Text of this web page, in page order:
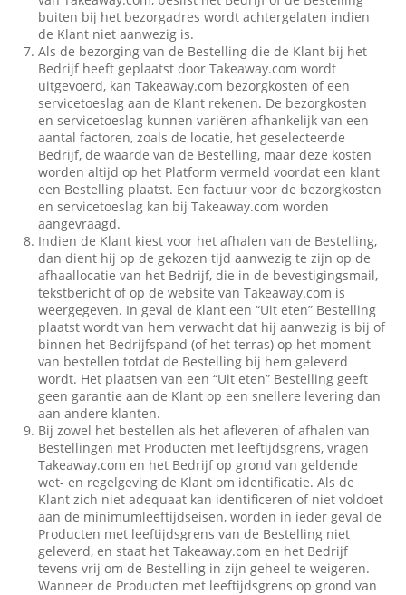
buiten bij het bezorgadres wordt achtergelaten indien
de Klant niet aanwezig is.
Als de bezorging van de Bestelling die de Klant bij het
Bedrijf heeft geplaatst door Takeaway.com wordt
uitgevoerd, kan Takeaway.com bezorgkosten of een
servicetoeslag aan de Klant rekenen. De bezorgkosten
en servicetoeslag kunnen variëren afhankelijk van een
aantal factoren, zoals de locatie, het geselecteerde
Bedrijf, de waarde van de Bestelling, maar deze kosten
worden altijd op het Platform vermeld voordat een klant
een Bestelling plaatst. Een factuur voor de bezorgkosten
en servicetoeslag kan bij Takeaway.com worden
aangevraagd.
Indien de Klant kiest voor het afhalen van de Bestelling,
dan dient hij op de gekozen tijd aanwezig te zijn op de
afhaallocatie van het Bedrijf, die in de bevestigingsmail,
tekstbericht of op de website van Takeaway.com is
weergegeven. In geval de klant een “Uit eten” Bestelling
plaatst wordt van hem verwacht dat hij aanwezig is bij of
binnen het Bedrijfspand (of het terras) op het moment
van bestellen totdat de Bestelling bij hem geleverd
wordt. Het plaatsen van een “Uit eten” Bestelling geeft
geen garantie aan de Klant op een snellere levering dan
aan andere klanten.
Bij zowel het bestellen als het afleveren of afhalen van
Bestellingen met Producten met leeftijdsgrens, vragen
Takeaway.com en het Bedrijf op grond van geldende
wet- en regelgeving de Klant om identificatie. Als de
Klant zich niet adequaat kan identificeren of niet voldoet
aan de minimumleeftijdseisen, worden in ieder geval de
Producten met leeftijdsgrens van de Bestelling niet
geleverd, en staat het Takeaway.com en het Bedrijf
tevens vrij om de Bestelling in zijn geheel te weigeren.
Wanneer de Producten met leeftijdsgrens op grond van